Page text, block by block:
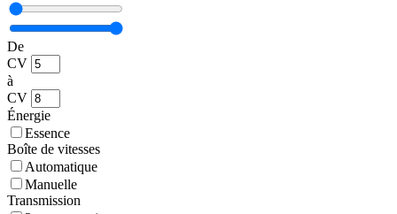
De
CV
à
CV
Énergie
Essence
Boîte de vitesses
Automatique
Manuelle
Transmission